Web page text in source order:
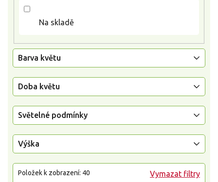
Na skladě
Barva květu
Doba květu
Světelné podmínky
Výška
Vymazat filtry
Položek k zobrazení: 40